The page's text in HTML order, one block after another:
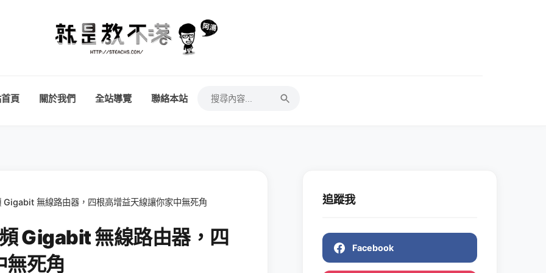
頁 關於我們 全站導覽 聯絡本站
無線路由器，四根高增益天線讓你家中無死角
Gigabit 無線路由器，四
無死角
追蹤我
Facebook